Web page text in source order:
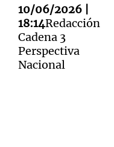
10/06/2026 |
18:14Redacción
Cadena 3
Perspectiva
Nacional